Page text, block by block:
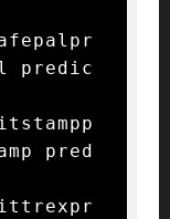
predic
pred